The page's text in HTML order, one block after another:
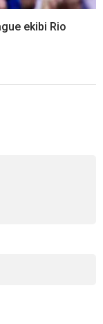
ekibi Rio